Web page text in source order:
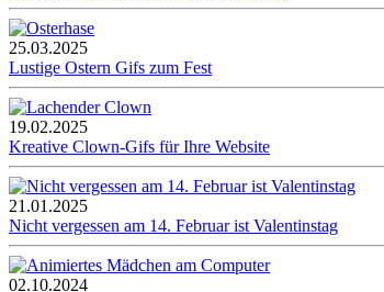
25.03.2025
Lustige Ostern Gifs zum Fest
19.02.2025
Kreative Clown-Gifs für Ihre Website
21.01.2025
Nicht vergessen am 14. Februar ist Valentinstag
02.10.2024